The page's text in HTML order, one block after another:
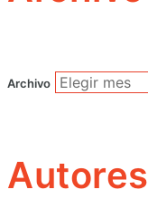
Archivo
Autores